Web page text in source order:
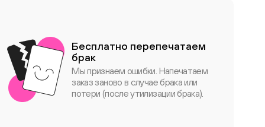
Бесплатно перепечатаем
брак
Мы признаем ошибки. Напечатаем
заказ заново в случае брака или
потери (после утилизации брака).